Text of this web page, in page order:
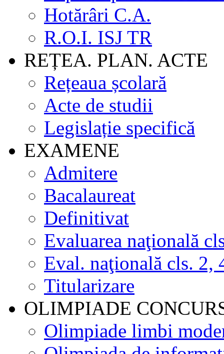
Hotărâri C.A.
R.O.I. ISJ TR
REȚEA. PLAN. ACTE
Rețeaua școlară
Acte de studii
Legislație specifică
EXAMENE
Admitere
Bacalaureat
Definitivat
Evaluarea naţională
Eval. naţională cls. 2,
Titularizare
OLIMPIADE
Olimpiade limbi